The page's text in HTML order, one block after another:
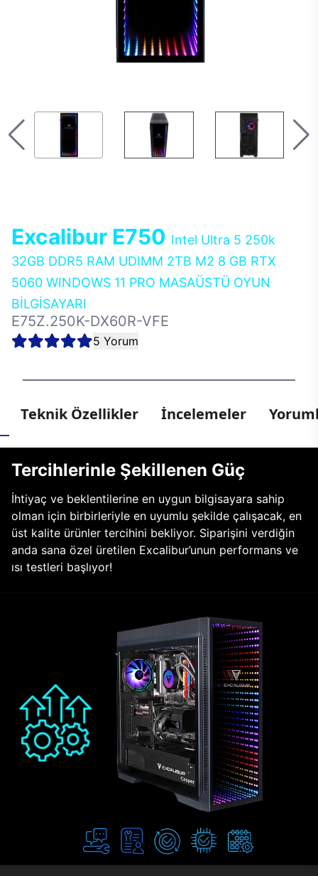
Excalibur E750 Intel Ultra 5 250k
32GB DDR5 RAM UDIMM 2TB M2 8 GB RTX
5060 WINDOWS 11 PRO MASAÜSTÜ OYUN
BİLGİSAYARI
E75Z.250K-DX60R-VFE
5 Yorum
Teknik Özellikler İncelemeler
Tercihlerinle Şekillenen Güç
İhtiyaç ve beklentilerine en uygun bilgisayara sahip
olman için birbirleriyle en uyumlu şekilde çalışacak, en
üst kalite ürünler tercihini bekliyor. Siparişini verdiğin
anda sana özel üretilen Excalibur’unun performans ve
ısı testleri başlıyor!